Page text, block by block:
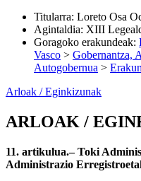
Titularra: Loreto Osa
Agintaldia: XIII
Goragoko erakundeak:
Vasco > Gobernantza,
Autogobernua >
Arloak / Eginkizunak
ARLOAK /
11. artikulua.– Toki
Administrazio